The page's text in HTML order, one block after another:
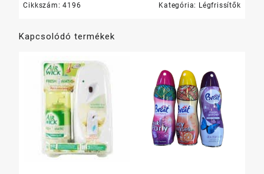
Cikkszám:4196 Kategória: Légfrissítők
Kapcsolódó termékek